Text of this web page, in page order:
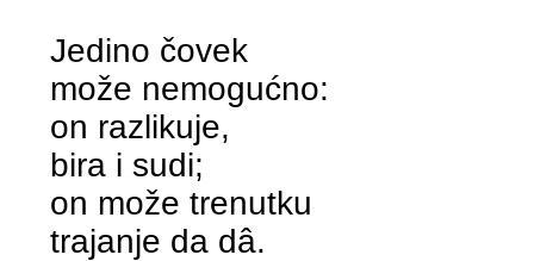
Jedino čovek
može nemogućno:
on razlikuje,
bira i sudi;
on može trenutku
trajanje da dâ.